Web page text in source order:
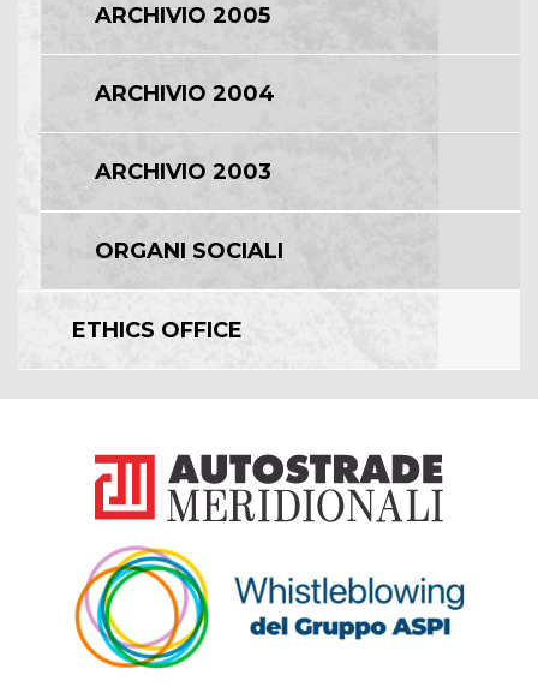
ARCHIVIO 2005
ARCHIVIO 2004
ARCHIVIO 2003
ORGANI SOCIALI
ETHICS OFFICE